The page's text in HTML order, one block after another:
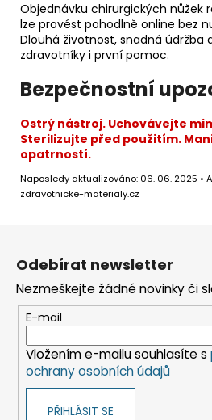
Objednávku chirurgických nůžek
lze provést pohodlně online bez
Dlouhá životnost, snadná údržba
zdravotníky i první pomoc.
Bezpečnostní
Ostrý nástroj. Uchovávejte
Sterilizujte před použitím.
opatrností.
Naposledy aktualizováno: 06. 06. 2025 •
zdravotnicke-materialy.cz
Z
Odebírat newsletter
Nezmeškejte žádné novinky či
E-mail
Vložením e-mailu souhlasíte s
ochrany osobních údajů
PŘIHLÁSIT SE